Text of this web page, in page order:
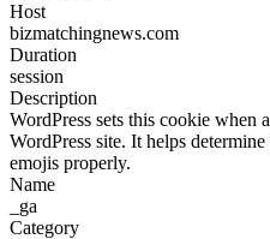
Host
bizmatchingnews.com
Duration
session
Description
WordPress sets this cookie when
WordPress site. It helps
emojis properly.
Name
_ga
Category